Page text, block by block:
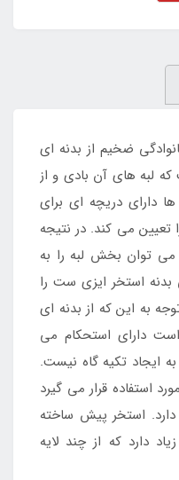
ضخیم از بدنه ای
لبه های آن بادی و از
دارای دریچه ای برای
تعیین می کند. در نتیجه
توان بخش لبه را به
بدنه استخر ایزی ست را
به این که از بدنه ای
دارای استحکام می
ایجاد تکیه گاه نیست.
استفاده قرار می گیرد
دارد. استخر پیش ساخته
دارد که از چند لایه